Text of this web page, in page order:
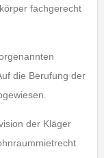
fachgerecht
die Berufung der
der Kläger